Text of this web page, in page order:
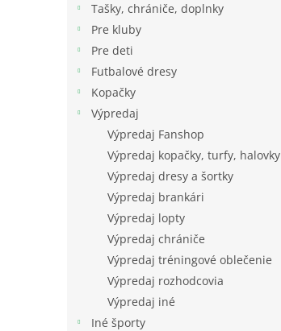
Tašky, chrániče, doplnky
Pre kluby
Pre deti
Futbalové dresy
Kopačky
Výpredaj
Výpredaj Fanshop
Výpredaj kopačky, turfy, halovky
Výpredaj dresy a šortky
Výpredaj brankári
Výpredaj lopty
Výpredaj chrániče
Výpredaj tréningové oblečenie
Výpredaj rozhodcovia
Výpredaj iné
Iné športy